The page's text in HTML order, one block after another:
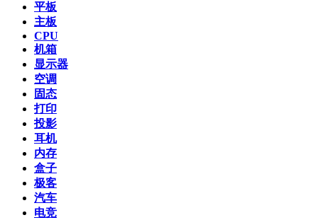
平板
主板
CPU
机箱
显示器
空调
固态
打印
投影
耳机
内存
盒子
极客
汽车
电竞